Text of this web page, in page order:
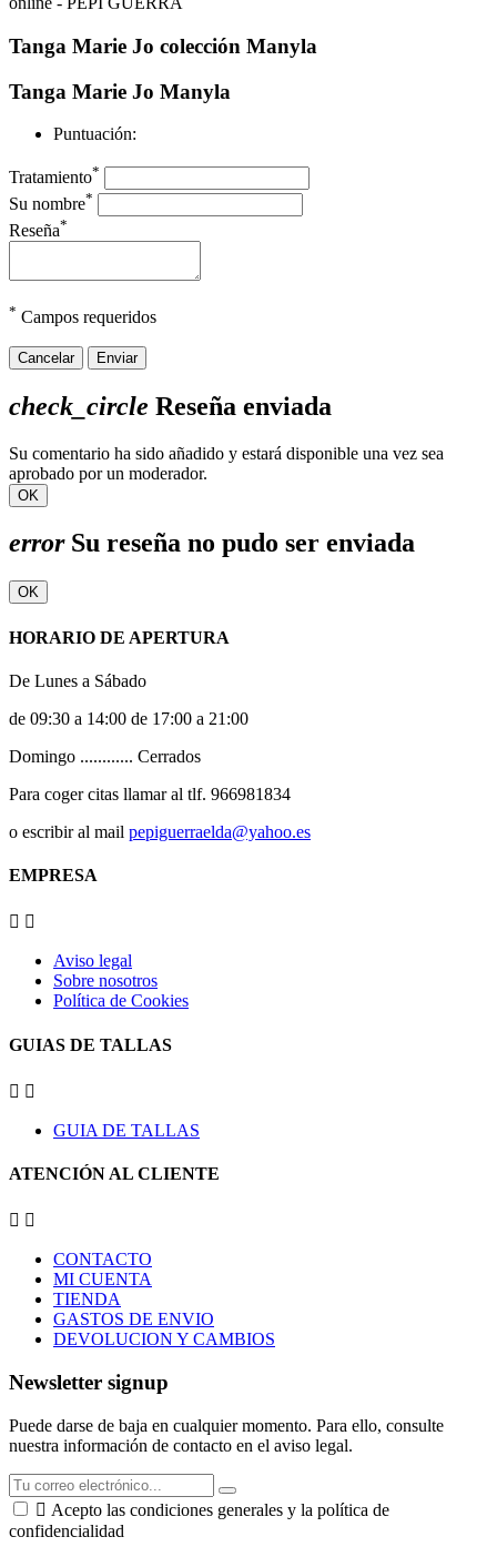
Tanga Marie Jo colección Manyla
Tanga Marie Jo Manyla
Puntuación:
Tratamiento*
Su nombre*
Reseña*
* Campos requeridos
Cancelar Enviar
check_circle Reseña enviada
Su comentario ha sido añadido y estará disponible una vez sea
aprobado por un moderador.
OK
errorSu reseña no pudo ser enviada
OK
HORARIO DE APERTURA
De Lunes a Sábado
de 09:30 a 14:00 de 17:00 a 21:00
Domingo ............ Cerrados
Para coger citas llamar al tlf. 966981834
o escribir al mail pepiguerraelda@yahoo.es
EMPRESA
 
Aviso legal
Sobre nosotros
Política de Cookies
GUIAS DE TALLAS
 
GUIA DE TALLAS
ATENCIÓN AL CLIENTE
 
CONTACTO
MI CUENTA
TIENDA
GASTOS DE ENVIO
DEVOLUCION Y CAMBIOS
Newsletter signup
Puede darse de baja en cualquier momento. Para ello, consulte
nuestra información de contacto en el aviso legal.
 Acepto las condiciones generales y la política de
confidencialidad